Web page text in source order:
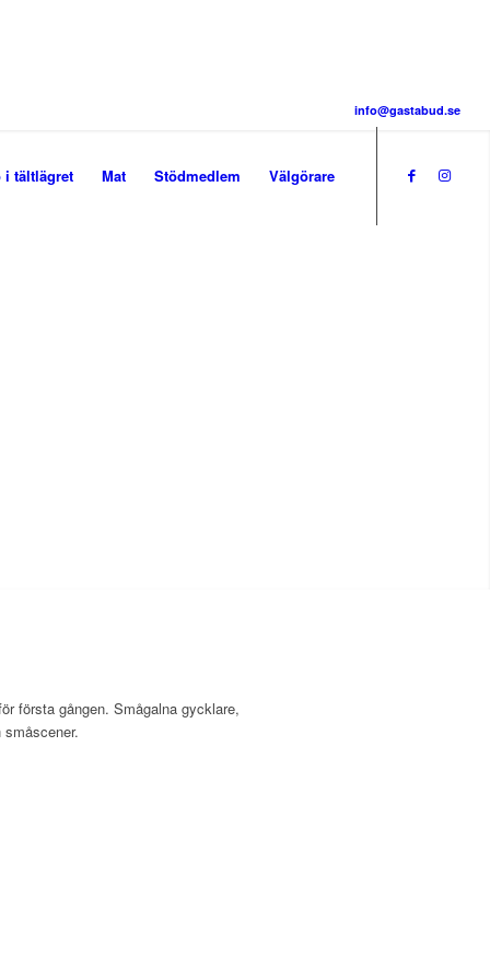
info@gastabud.se
i tältlägret Mat Stödmedlem Välgörare
första gången. Smågalna gycklare,